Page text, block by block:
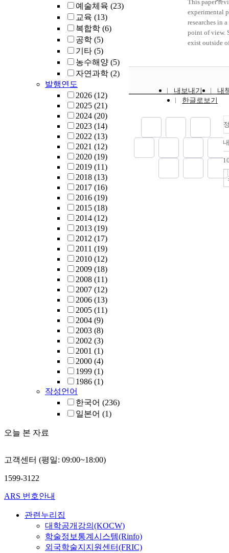
예술체육 (23)
교육 (13)
복합학 (6)
공학 (5)
기타 (5)
농수해양 (5)
자연과학 (2)
발행연도
2026 (12)
2025 (21)
2024 (20)
2023 (14)
2022 (13)
2021 (12)
2020 (19)
2019 (11)
2018 (13)
2017 (16)
2016 (19)
2015 (18)
2014 (12)
2013 (19)
2012 (17)
2011 (19)
2010 (12)
2009 (18)
2008 (11)
2007 (12)
2006 (13)
2005 (11)
2004 (9)
2003 (8)
2002 (3)
2001 (1)
2000 (4)
1999 (1)
1986 (1)
작성언어
한국어 (236)
일본어 (1)
오늘 본 자료
는 나타나지
의 기독교 신
주의의 부정
비판적 논지
공식입장을
개신교 신학
다루고 있는
존연구의 논
로 구분된다.
의 경제질서
착시킨 경제
이론을 비판
어떻게 구성
자 한다. 박인
는 여러 가지
의해 논쟁적
수정되었다.
성되지 못하
박인환 연구
점들이 견고
를 점하고 있
연구가 기존
대한 도전이
들이 ‘사’적
1970,80년대
낭만의 아이
the process of
Young-jin
the dominant
reaction :
particular, the
existed at the
history since
the research,
due to the
colonialism
2000s. This
meaning
dominant
을 보여준다
녀’는 여성 욕
적극성, 능동
운, 수동적이
적 해석의 가
상이며, 고전
생성적이고
을 보여준다.
examines the
the study of
promoting
feminist
굴 소개해야
로 행하거나
자료의 발굴
다. 연구 성과
부분이다. 혼
혼수, 혼인유
고 있다. 상
과 장법의 변
의가 주를 이
는 제수 및
례의 변모 등
주류를 이루
This paper
experimental
researches in
point of view.
exist outside
not mainly
researches
parameters
ordinary that
their
take various
generation,
comparison,
내보내기
내
한글로보기
고객센터 (평일: 09:00~18:00)
1599-3122
ARS 번호안내
관련누리집
대학공개강의(KOCW)
학술정보통계시스템(Rinfo)
외국학술지지원센터(FRIC)